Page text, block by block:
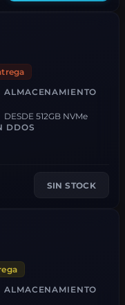
ALMACENAMIENTO
DESDE 512GB NVMe
DDOS
SIN STOCK
ALMACENAMIENTO